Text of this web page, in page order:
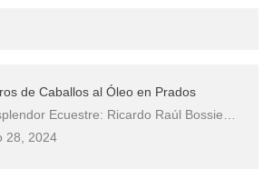
de Caballos al Óleo en Prados
Ecuestre: Ricardo Raúl Bossie…
28, 2024